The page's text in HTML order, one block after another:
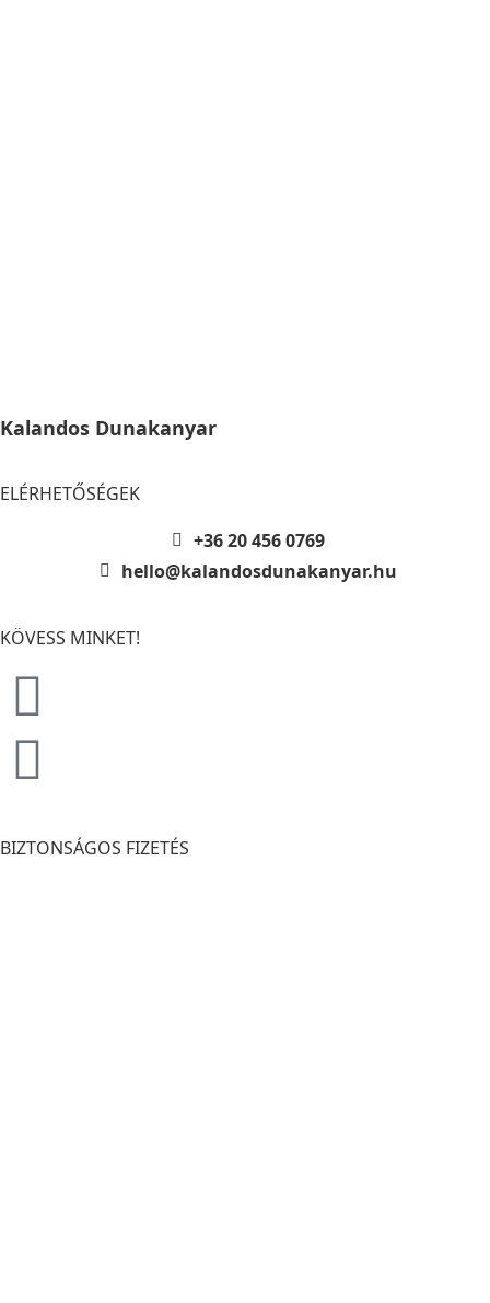
Kalandos Dunakanyar
ELÉRHETŐSÉGEK
+36 20 456 0769
hello@kalandosdunakanyar.hu
KÖVESS MINKET!
BIZTONSÁGOS FIZETÉS